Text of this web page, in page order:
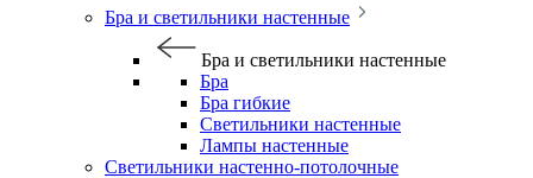
Бра и светильники настенные
Бра и светильники настенные
Бра
Бра гибкие
Светильники настенные
Лампы настенные
Светильники настенно-потолочные